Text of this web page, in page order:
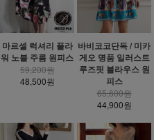
마르셀 럭셔리 플라
워 노블 주름 원피스
59,200원
48,500원
바비코코단독 / 미카
게오 명품 일러스트
루즈핏 블라우스 원
피스
65,600원
44,900원